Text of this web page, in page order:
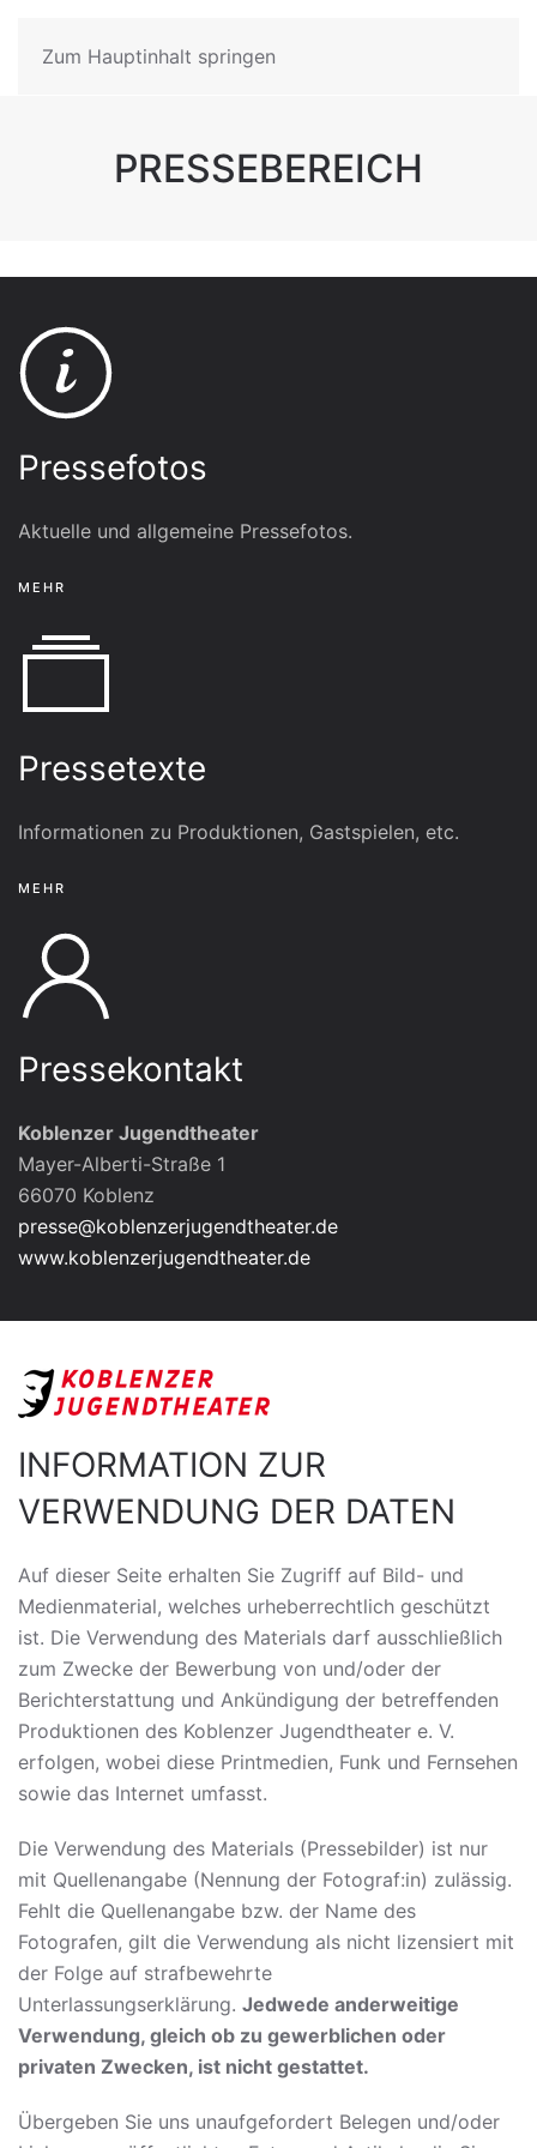
Zum Hauptinhalt springen
PRESSEBEREICH
Pressefotos
Aktuelle und allgemeine Pressefotos.
MEHR
Pressetexte
Informationen zu Produktionen, Gastspielen, etc.
MEHR
Pressekontakt
Koblenzer Jugendtheater
Mayer-Alberti-Straße 1
66070 Koblenz
presse@koblenzerjugendtheater.de
www.koblenzerjugendtheater.de
INFORMATION ZUR
VERWENDUNG DER DATEN
Auf dieser Seite erhalten Sie Zugriff auf Bild- und
Medienmaterial, welches urheberrechtlich geschützt
ist. Die Verwendung des Materials darf ausschließlich
zum Zwecke der Bewerbung von und/oder der
Berichterstattung und Ankündigung der betreffenden
Produktionen des Koblenzer Jugendtheater e. V.
erfolgen, wobei diese Printmedien, Funk und Fernsehen
sowie das Internet umfasst.
Die Verwendung des Materials (Pressebilder) ist nur
mit Quellenangabe (Nennung der Fotograf:in) zulässig.
Fehlt die Quellenangabe bzw. der Name des
Fotografen, gilt die Verwendung als nicht lizensiert mit
der Folge auf strafbewehrte
Unterlassungserklärung. Jedwede anderweitige
Verwendung, gleich ob zu gewerblichen oder
privaten Zwecken, ist nicht gestattet.
Übergeben Sie uns unaufgefordert Belegen und/oder